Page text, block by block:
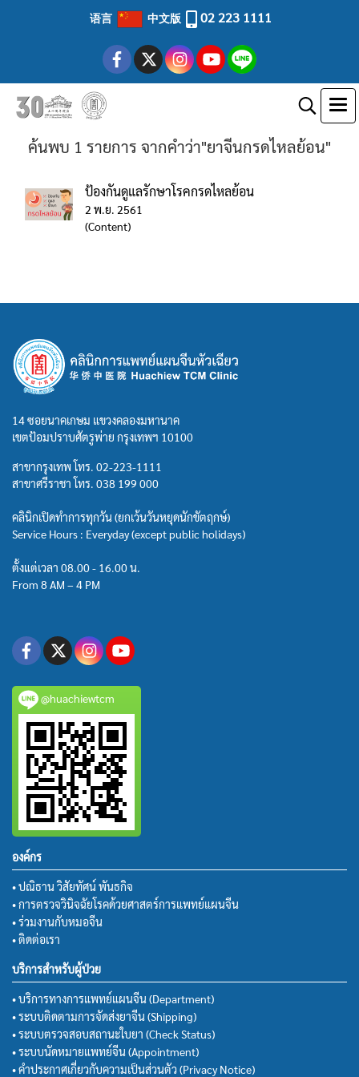
语言 中文版 02 223 1111
ค้นพบ 1 รายการ จากคำว่า"ยาจีนกรดไหลย้อน"
ป้องกันดูแลรักษาโรคกรดไหลย้อน
2 พ.ย. 2561
(Content)
14 ซอยนาคเกษม แขวงคลองมหานาค
เขตป้อมปราบศัตรูพ่าย กรุงเทพฯ 10100
สาขากรุงเทพ โทร. 02-223-1111
สาขาศรีราชา โทร. 038 199 000
คลินิกเปิดทำการทุกวัน (ยกเว้นวันหยุดนักขัตฤกษ์)
Service Hours : Everyday (except public holidays)
ตั้งแต่เวลา 08.00 - 16.00 น.
From 8 AM – 4 PM
@huachiewtcm
องค์กร
• ปณิธาน วิสัยทัศน์ พันธกิจ
• การตรวจวินิจฉัยโรคด้วยศาสตร์การแพทย์แผนจีน
• ร่วมงานกับหมอจีน
• ติดต่อเรา
บริการสำหรับผู้ป่วย
• บริการทางการแพทย์แผนจีน (Department)
• ระบบติดตามการจัดส่งยาจีน (Shipping)
• ระบบตรวจสอบสถานะใบยา (Check Status)
• ระบบนัดหมายแพทย์จีน (Appointment)
• คำประกาศเกี่ยวกับความเป็นส่วนตัว (Privacy Notice)